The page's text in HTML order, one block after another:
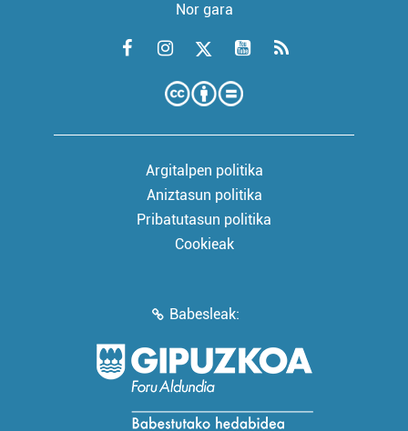
Nor gara
Argitalpen politika
Aniztasun politika
Pribatutasun politika
Cookieak
Babesleak: